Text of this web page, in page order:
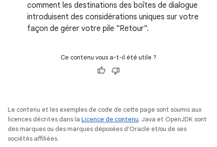
comment les destinations des boîtes de dialogue
introduisent des considérations uniques sur votre
façon de gérer votre pile "Retour".
Ce contenu vous a-t-il été utile ?
Le contenu et les exemples de code de cette page sont soumis aux
licences décrites dans la Licence de contenu. Java et OpenJDK sont
des marques ou des marques déposées d'Oracle et/ou de ses
sociétés affiliées.